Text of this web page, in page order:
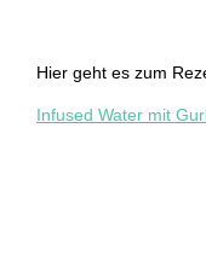
Hier geht es zum
Infused Water mit